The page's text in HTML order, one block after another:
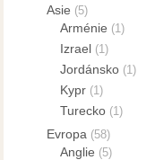
Asie (5)
Arménie (1)
Izrael (1)
Jordánsko (1)
Kypr (1)
Turecko (1)
Evropa (58)
Anglie (5)